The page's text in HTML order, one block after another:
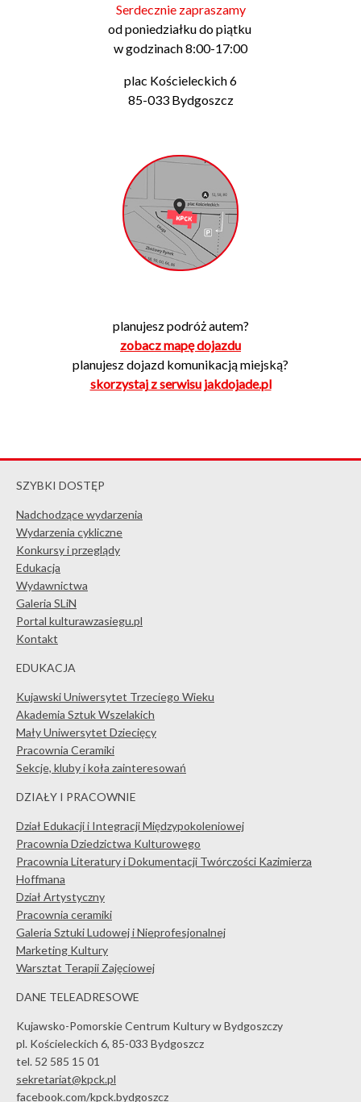
Serdecznie zapraszamy
od poniedziałku do piątku
w godzinach 8:00-17:00
plac Kościeleckich 6
85-033 Bydgoszcz
planujesz podróż autem?
zobacz mapę dojazdu
planujesz dojazd komunikacją miejską?
skorzystaj z serwisu jakdojade.pl
SZYBKI DOSTĘP
Nadchodzące wydarzenia
Wydarzenia cykliczne
Konkursy i przeglądy
Edukacja
Wydawnictwa
Galeria SLiN
Portal kulturawzasiegu.pl
Kontakt
EDUKACJA
Kujawski Uniwersytet Trzeciego Wieku
Akademia Sztuk Wszelakich
Mały Uniwersytet Dziecięcy
Pracownia Ceramiki
Sekcje, kluby i koła zainteresowań
DZIAŁY I PRACOWNIE
Dział Edukacji i Integracji Międzypokoleniowej
Pracownia Dziedzictwa Kulturowego
Pracownia Literatury i Dokumentacji Twórczości Kazimierza
Hoffmana
Dział Artystyczny
Pracownia ceramiki
Galeria Sztuki Ludowej i Nieprofesjonalnej
Marketing Kultury
Warsztat Terapii Zajęciowej
DANE TELEADRESOWE
Kujawsko-Pomorskie Centrum Kultury w Bydgoszczy
pl. Kościeleckich 6, 85-033 Bydgoszcz
tel. 52 585 15 01
sekretariat@kpck.pl
facebook.com/kpck.bydgoszcz